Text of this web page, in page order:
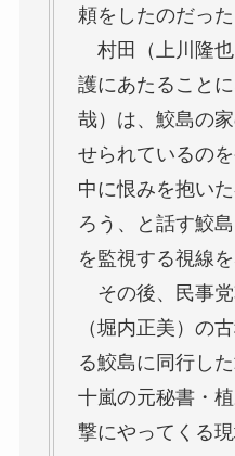
頼をしたのだった
村田（上川隆
護にあたること
哉）は、鮫島の
せられているの
中に恨みを抱い
ろう、と話す鮫
を監視する視線
その後、民事
（堀内正美）の
る鮫島に同行し
十嵐の元秘書・
撃にやってくる